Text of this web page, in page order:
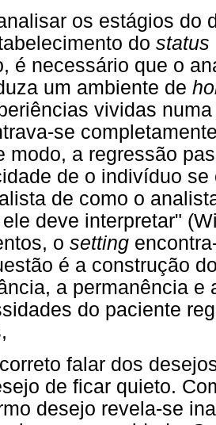
os estágios do
do status
é necessário que o
um ambiente de
vividas
se
modo, a regressão
de o indivíduo
de como o
deve interpretar"
o setting
é a construção
a permanência e
do paciente
falar dos
de ficar quieto.
desejo revela-se